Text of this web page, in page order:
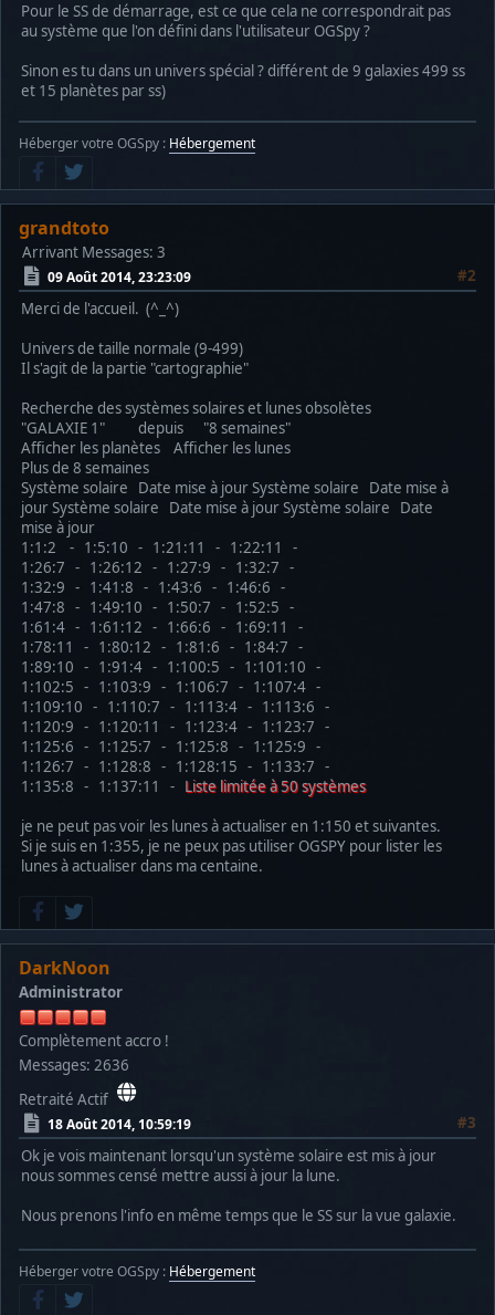
Pour le SS de démarrage, est ce que cela ne correspondrait pas
au système que l'on défini dans l'utilisateur OGSpy ?
Sinon es tu dans un univers spécial ? différent de 9 galaxies 499 ss
et 15 planètes par ss)
Héberger votre OGSpy : Hébergement
grandtoto
Arrivant Messages: 3
09 Août 2014, 23:23:09
#2
Merci de l'accueil. (^_^)
Univers de taille normale (9-499)
Il s'agit de la partie "cartographie"
Recherche des systèmes solaires et lunes obsolètes
"GALAXIE 1" depuis "8 semaines"
Afficher les planètes Afficher les lunes
Plus de 8 semaines
Système solaire Date mise à jour Système solaire Date mise à
jour Système solaire Date mise à jour Système solaire Date
mise à jour
1:1:2 - 1:5:10 - 1:21:11 - 1:22:11 -
1:26:7 - 1:26:12 - 1:27:9 - 1:32:7 -
1:32:9 - 1:41:8 - 1:43:6 - 1:46:6 -
1:47:8 - 1:49:10 - 1:50:7 - 1:52:5 -
1:61:4 - 1:61:12 - 1:66:6 - 1:69:11 -
1:78:11 - 1:80:12 - 1:81:6 - 1:84:7 -
1:89:10 - 1:91:4 - 1:100:5 - 1:101:10 -
1:102:5 - 1:103:9 - 1:106:7 - 1:107:4 -
1:109:10 - 1:110:7 - 1:113:4 - 1:113:6 -
1:120:9 - 1:120:11 - 1:123:4 - 1:123:7 -
1:125:6 - 1:125:7 - 1:125:8 - 1:125:9 -
1:126:7 - 1:128:8 - 1:128:15 - 1:133:7 -
1:135:8 - 1:137:11 - Liste limitée à 50 systèmes
je ne peut pas voir les lunes à actualiser en 1:150 et suivantes.
Si je suis en 1:355, je ne peux pas utiliser OGSPY pour lister les
lunes à actualiser dans ma centaine.
DarkNoon
Administrator
Complètement accro !
Messages: 2636
Retraité Actif
18 Août 2014, 10:59:19
#3
Ok je vois maintenant lorsqu'un système solaire est mis à jour
nous sommes censé mettre aussi à jour la lune.
Nous prenons l'info en même temps que le SS sur la vue galaxie.
Héberger votre OGSpy : Hébergement